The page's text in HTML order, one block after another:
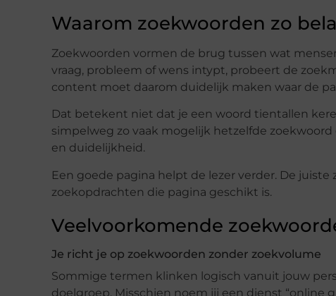
Waarom zoekwoorden zo
Zoekwoorden vormen de brug tussen wat
vraag, probleem of wens intypt, probeert de
content moet daarom duidelijk maken waar de
Dat betekent niet dat je een woord tientallen
simpelweg zo vaak mogelijk hetzelfde
en duidelijkheid.
Een goede pagina helpt de lezer verder. De
zoekopdrachten die pagina geschikt is.
Veelvoorkomende
Je richt je op zoekwoorden zonder zoekvolume
Sommige termen klinken logisch vanuit jouw
doelgroep. Misschien noem jij een dienst “online